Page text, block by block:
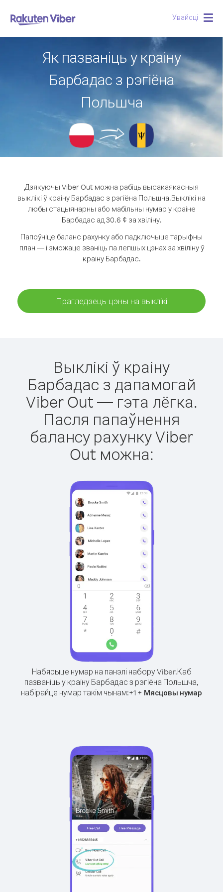
Увайсці
Як пазваніць у краіну
Барбадас з рэгіёна
Польшча
Дзякуючы Viber Out можна рабіць высакаякасныя
выклікі ў краіну Барбадас з рэгіёна Польшча.Выклікі на
любы стацыянарны або мабільны нумар у краіне
Барбадас ад 30.6 ¢ за хвіліну.
Папоўніце баланс рахунку або падключыце тарыфны
план — і зможаце званіць па лепшых цэнах за хвіліну ў
краіну Барбадас.
Прагледзець цэны на выклікі
Выклікі ў краіну
Барбадас з дапамогай
Viber Out — гэта лёгка.
Пасля папаўнення
балансу рахунку Viber
Out можна:
Набярыце нумар на панэлі набору Viber.Каб
пазваніць у краіну Барбадас з рэгіёна Польшча,
набірайце нумар такім чынам:+1 + Мясцовы нумар